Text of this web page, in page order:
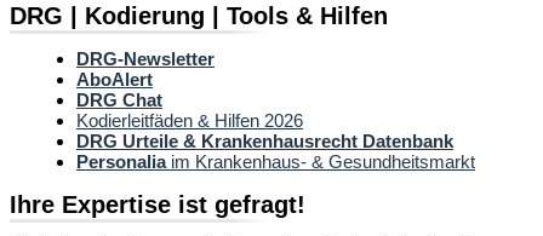
DRG | Kodierung | Tools & Hilfen
DRG-Newsletter
AboAlert
DRG Chat
Kodierleitfäden & Hilfen 2026
DRG Urteile & Krankenhausrecht Datenbank
Personaliaim Krankenhaus- & Gesundheitsmarkt
Ihre Expertise ist gefragt!